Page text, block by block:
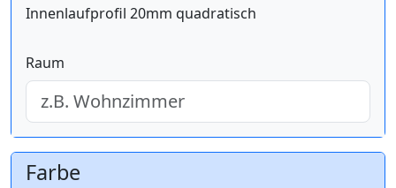
Innenlaufprofil 20mm quadratisch
Raum
Farbe